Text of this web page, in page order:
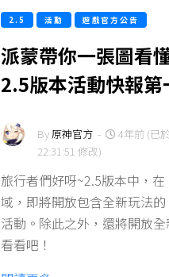
2.5 活動 遊戲官方公告
派蒙帶你一張圖
2.5版本活動快報第
By原神官方 -
4年前 (已
22:31:51 修改)
旅行者們好呀~2.5版本中，
域，即將開放包含全新玩法的
活動。除此之外，還將開放
看看吧！